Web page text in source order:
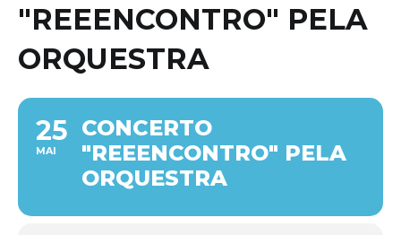
"REEENCONTRO" PELA
ORQUESTRA
25
MAI
CONCERTO
"REEENCONTRO" PELA
ORQUESTRA